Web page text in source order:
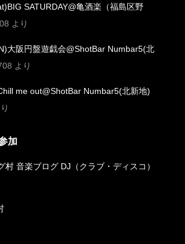
SATURDAY@亀酒楽（福島区野
より
大阪円盤遊戯会@ShotBar Numbar5(北
より
me out@ShotBar Numbar5(北新地)
加